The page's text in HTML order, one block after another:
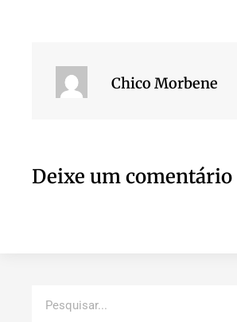
Chico Morbene
Deixe um comentário